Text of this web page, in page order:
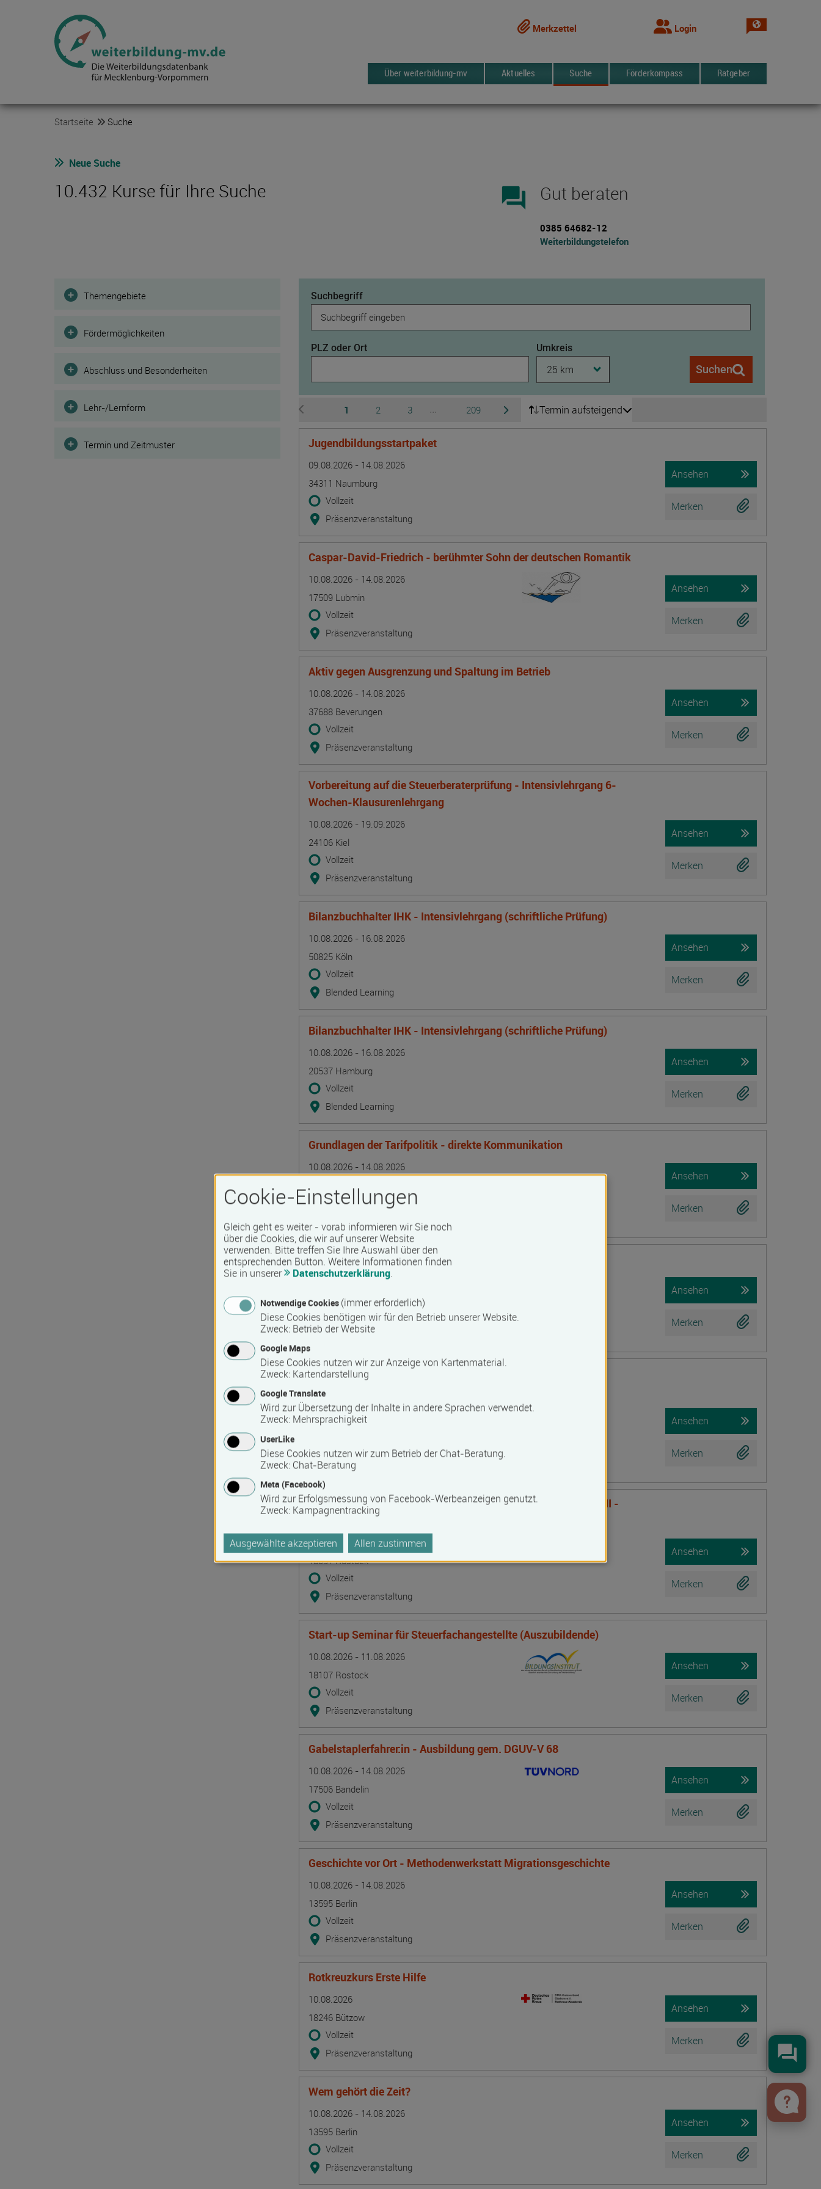
Merkzettel Login Sprache
Über weiterbildung-mv Aktuelles Suche Förderkompass Ratgeber
Startseite Suche
Neue Suche
10.432 Kurse für Ihre Suche forum Gut beraten
0385 64682-12
Weiterbildungstelefon
Suchbegriff
PLZ oder Ort Umkreis
25 km Suchen
Filter
Themengebiete
Fördermöglichkeiten
Abschluss und Besonderheiten
Lehr-/Lernform
Termin und Zeitmuster
zur vorherigen Seite wechseln
Seite
1 Seite
2 Seite
3
...
Seite
209 zur nächsten Seite wechseln
Termin aufsteigend
Jugendbildungsstartpaket
09.08.2026 - 14.08.2026
34311 Naumburg
Vollzeit
Präsenzveranstaltung
Ansehen
Merken
Caspar-David-Friedrich - berühmter Sohn der deutschen Romantik
10.08.2026 - 14.08.2026
17509 Lubmin
Vollzeit
Präsenzveranstaltung
Ansehen
Merken
Aktiv gegen Ausgrenzung und Spaltung im Betrieb
10.08.2026 - 14.08.2026
37688 Beverungen
Vollzeit
Präsenzveranstaltung
Ansehen
Merken
Vorbereitung auf die Steuerberaterprüfung - Intensivlehrgang 6-
Wochen-Klausurenlehrgang
10.08.2026 - 19.09.2026
24106 Kiel
Vollzeit
Präsenzveranstaltung
Ansehen
Merken
Bilanzbuchhalter IHK - Intensivlehrgang (schriftliche Prüfung)
10.08.2026 - 16.08.2026
50825 Köln
Vollzeit
Blended Learning
Ansehen
Merken
Bilanzbuchhalter IHK - Intensivlehrgang (schriftliche Prüfung)
10.08.2026 - 16.08.2026
20537 Hamburg
Vollzeit
Blended Learning
Ansehen
Merken
Grundlagen der Tarifpolitik - direkte Kommunikation
10.08.2026 - 14.08.2026
13595 Berlin
Vollzeit
Präsenzveranstaltung
Ansehen
Merken
Lagerarbeiter/in
Termin
10.08.2026 - 25.09.2026
Ort
17506 Bandelin
Zeitmuster
Vollzeit
Lehr- und Lernform
Präsenzveranstaltung
Ansehen
Merken
Lehmbaupraxis Traditionelle Techniken. Baustoff Lehm,
Ausfachungstechniken und Leichtlehm-Innendämmung
Termin
10.08.2026 - 12.08.2026
Ort
Zeitmuster
Vollzeit
Lehr- und Lernform
Präsenzveranstaltung
Ansehen
Merken
Deeskalation durch Kommunikation - DeeskalationsTraining II -
DeTrain II
Termin
10.08.2026 - 11.08.2026
Ort
18057 Rostock
Zeitmuster
Vollzeit
Lehr- und Lernform
Präsenzveranstaltung
Ansehen
Merken
Start-up Seminar für Steuerfachangestellte (Auszubildende)
10.08.2026 - 11.08.2026
18107 Rostock
Vollzeit
Präsenzveranstaltung
Ansehen
Merken
Gabelstaplerfahrer:in - Ausbildung gem. DGUV-V 68
10.08.2026 - 14.08.2026
17506 Bandelin
Vollzeit
Präsenzveranstaltung
Ansehen
Merken
Geschichte vor Ort - Methodenwerkstatt Migrationsgeschichte
10.08.2026 - 14.08.2026
13595 Berlin
Vollzeit
Präsenzveranstaltung
Ansehen
Merken
Rotkreuzkurs Erste Hilfe
10.08.2026
18246 Bützow
Vollzeit
Präsenzveranstaltung
Ansehen
Merken
Wem gehört die Zeit?
10.08.2026 - 14.08.2026
13595 Berlin
Vollzeit
Präsenzveranstaltung
Ansehen
Merken
Cookie-Einstellungen
Gleich geht es weiter - vorab informieren wir Sie noch
über die Cookies, die wir auf unserer Website
verwenden. Bitte treffen Sie Ihre Auswahl über den
entsprechenden Button. Weitere Informationen finden
Sie in unserer
Datenschutzerklärung.
Notwendige Cookies (immer erforderlich)
Diese Cookies benötigen wir für den Betrieb unserer Website.
Zweck: Betrieb der Website
Google Maps
Diese Cookies nutzen wir zur Anzeige von Kartenmaterial.
Zweck: Kartendarstellung
Google Translate
Wird zur Übersetzung der Inhalte in andere Sprachen verwendet.
Zweck: Mehrsprachigkeit
UserLike
Diese Cookies nutzen wir zum Betrieb der Chat-Beratung.
Zweck: Chat-Beratung
Meta (Facebook)
Wird zur Erfolgsmessung von Facebook-Werbeanzeigen genutzt.
Zweck: Kampagnentracking
Ausgewählte akzeptieren Allen zustimmen